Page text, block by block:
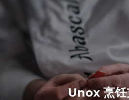
Unox 烹饪